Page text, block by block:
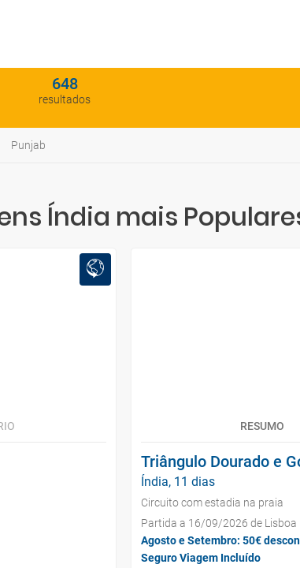
648
resultados
Punjab
Índia mais
RESUMO
Triângulo Dourado e
Índia, 11 dias
Circuito com estadia na praia
Partida a 16/09/2026 de Lisboa
Agosto e Setembro: 50€
Seguro Viagem Incluído